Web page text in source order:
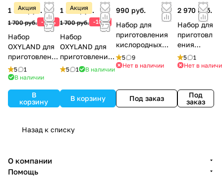
Акция
1 530 руб.
1 700 руб. -10%
Набор
OXYLAND для
приготовлени
я
кислородных
вкусом
МАЛИНА (30
5
1
В наличии
В
корзину
Акция
1 530 руб.
1 700 руб. -10%
Набор
OXYLAND для
приготовления
кислородных
ЛЕСНЫЕ
ЯГОДЫ (30
5 1 В наличии
В корзину
990 руб.
Набор для
приготовления
кислородных
коктейлей в
домашних
СТРАНА (30
порций)
5
9
Нет в наличии
Под заказ
2 970 руб.
Набор для
приготовл
ения
кислород
ных
НЫЙ
5
1
Нет в
Под
заказ
Назад к списку
О компании
Помощь